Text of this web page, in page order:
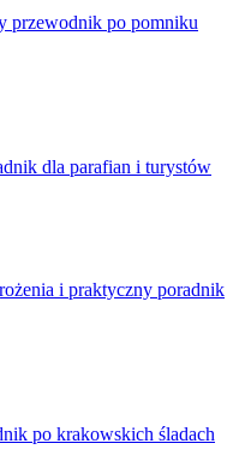
przewodnik po pomniku
dla parafian i turystów
i praktyczny poradnik
po krakowskich śladach